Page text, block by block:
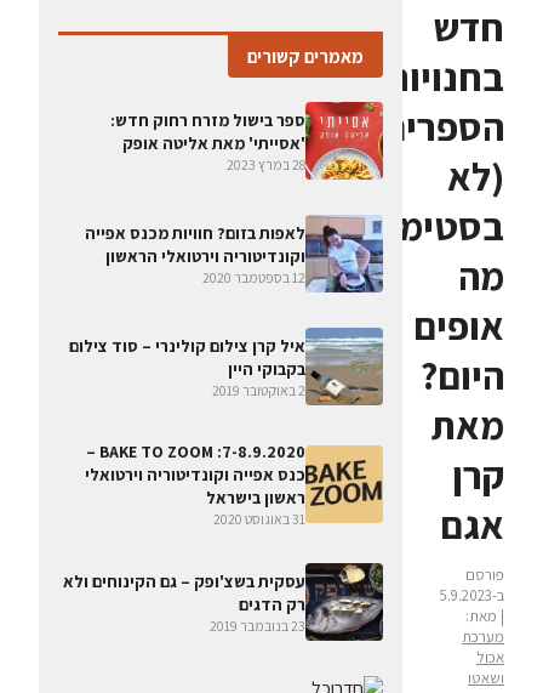
חדש
בחנויות
הספרים
(לא
בסטימצקי):
מה
אופים
היום?
מאת
קרן
אגם
פורסם
ב-5.9.2023
| מאת:
מערכת
אכול
ושאטו
מאמרים קשורים
ספר בישול מזרח רחוק חדש:
'אסייתי' מאת אליטה אופק
28 במרץ 2023
לאפות בזום? חוויות מכנס אפייה
וקונדיטוריה וירטואלי הראשון
12 בספטמבר 2020
איל קרן צילום קולינרי – סוד צילום
בקבוקי היין
2 באוקטובר 2019
7-8.9.2020: BAKE TO ZOOM –
כנס אפייה וקונדיטוריה וירטואלי
ראשון בישראל
31 באוגוסט 2020
עסקית בשצ'ופק – גם הקינוחים ולא
רק הדגים
23 בנובמבר 2019